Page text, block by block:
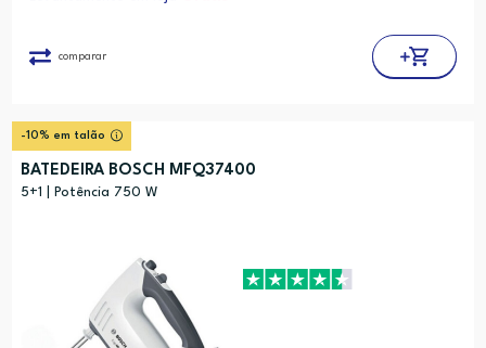
comparar
-10% em talão
BATEDEIRA BOSCH MFQ37400
5+1 | Potência 750 W